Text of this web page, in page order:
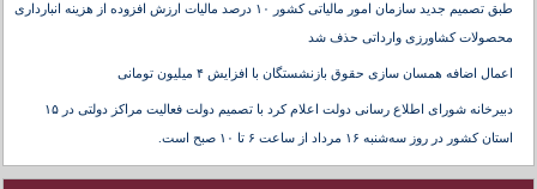
طبق تصمیم جدید سازمان امور مالیاتی کشور ۱۰ درصد مالیات ارزش افزوده از هزینه انبارداری
محصولات کشاورزی وارداتی حذف شد
اعمال اضافه همسان سازی حقوق بازنشستگان با افزایش ۴ میلیون تومانی
دبیرخانه شورای اطلاع رسانی دولت اعلام کرد با تصمیم دولت فعالیت مراکز دولتی در ۱۵
استان کشور در روز سه‌شنبه ۱۶ مرداد از ساعت ۶ تا ۱۰ صبح است.